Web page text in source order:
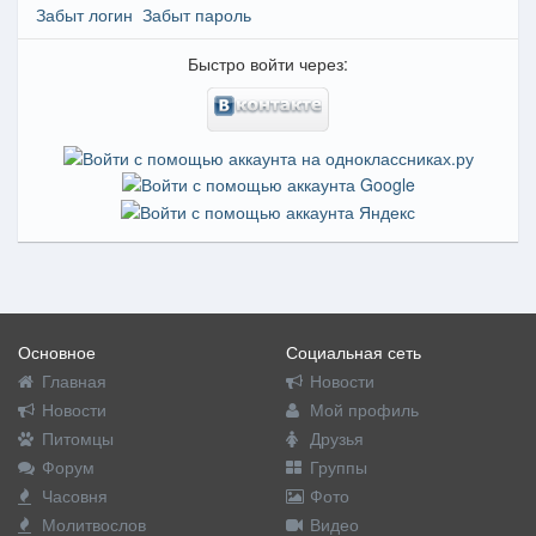
Забыт логин Забыт пароль
Быстро войти через:
Основное
Главная
Новости
Питомцы
Форум
Часовня
Молитвослов
Социальная сеть
Новости
Мой профиль
Друзья
Группы
Фото
Видео